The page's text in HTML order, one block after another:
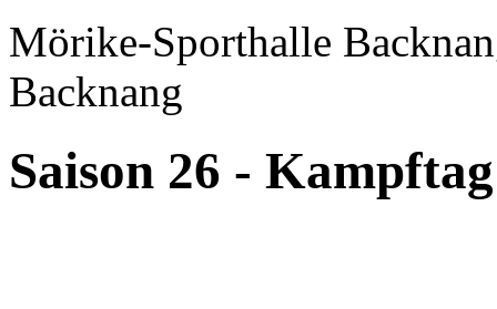
Mörike-Sporthalle
Backnang
Saison 26 -